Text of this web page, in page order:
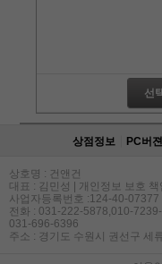
선
상점정보 PC버젼
상호명 : 건앤건
대표 : 김민성 | 개인정보 보호 책
사업자등록번호 :124-40-
전화 : 031-222-5878,010-
031-696-6396
주소 : 경기도 수원시 권선구 세